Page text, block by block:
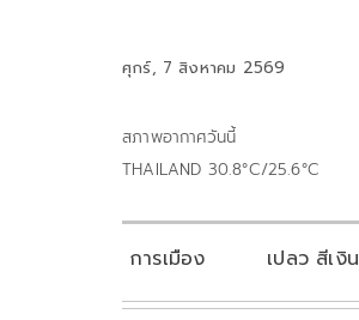
ศุกร์, 7 สิงหาคม 2569
สภาพอากาศวันนี้
THAILAND 30.8°C/25.6°C
การเมือง เปลว สีเงิน